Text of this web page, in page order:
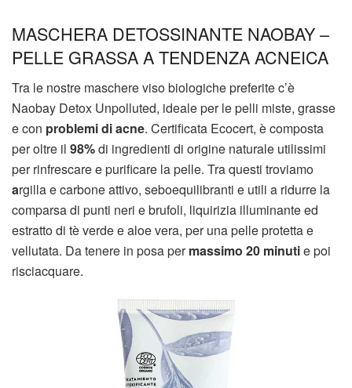
MASCHERA DETOSSINANTE NAOBAY –
PELLE GRASSA A TENDENZA ACNEICA
Tra le nostre maschere viso biologiche preferite c’è
Naobay Detox Unpolluted, ideale per le pelli miste, grasse
e con problemi di acne. Certificata Ecocert, è composta
per oltre il 98%di ingredienti di origine naturale utilissimi
per rinfrescare e purificare la pelle. Tra questi troviamo
argilla e carbone attivo, seboequilibranti e utili a ridurre la
comparsa di punti neri e brufoli, liquirizia illuminante ed
estratto di tè verde e aloe vera, per una pelle protetta e
vellutata. Da tenere in posa permassimo 20 minutie poi
risciacquare.